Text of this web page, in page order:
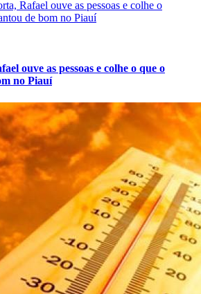
ouve as pessoas e colhe o que o
no Piauí